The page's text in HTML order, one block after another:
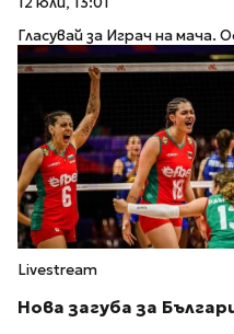
Гласувай за Играч на
Livestream
Нова загуба за